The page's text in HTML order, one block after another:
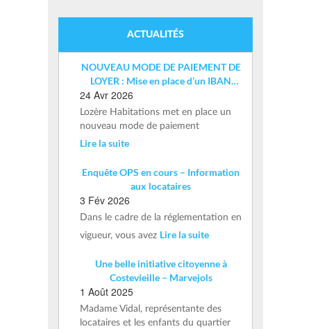
ACTUALITÉS
NOUVEAU MODE DE PAIEMENT DE
LOYER : Mise en place d’un IBAN
24 Avr 2026
Lozère Habitations met en place un
nouveau mode de paiement
Lire la suite
Enquête OPS en cours – Information
aux locataires
3 Fév 2026
Dans le cadre de la réglementation en
vigueur, vous avez Lire la suite
Une belle initiative citoyenne à
Costevieille – Marvejols
1 Août 2025
Madame Vidal, représentante des
locataires et les enfants du quartier